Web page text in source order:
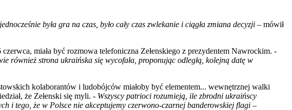
była gra na czas, było cały czas zwlekanie i ciągła zmiana decyzji – mówił
miała być rozmowa telefoniczna Zełenskiego z prezydentem Nawrockim. -
również strona ukraińska się wycofała, proponując odległą, kolejną datę w
kolaborantów i ludobójców miałoby być elementem... wewnętrznej walki
że Zełenski się myli. - Wszyscy patrioci rozumieją, ile zbrodni ukraińscy
i tego, że w Polsce nie akceptujemy czerwono-czarnej banderowskiej flagi –